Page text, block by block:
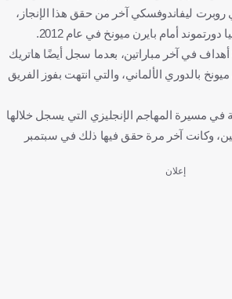
روبرت ليفاندوفسكي آخر من حقق هذا الإنجاز،
أمام بايرن ميونخ في عام 2012.
ومن اللافت أن كين أحرز 6 أهداف في آخر مباراتين، بعدما سجل أيضًا هاتريك
ميونخ بالدوري الألماني، والتي انتهت بفوز الفريق
في مسيرة المهاجم الإنجليزي التي يسجل خلالها
وكانت آخر مرة حقق فيها ذلك في سبتمبر
إعلان